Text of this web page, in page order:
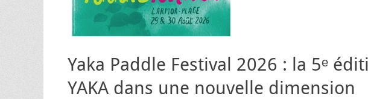
Yaka Paddle Festival 2026 : la 5ᵉ
YAKA dans une nouvelle dimension